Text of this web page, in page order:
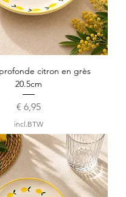
citron en grès
20.5cm
Prijs
€ 6,95
incl.BTW